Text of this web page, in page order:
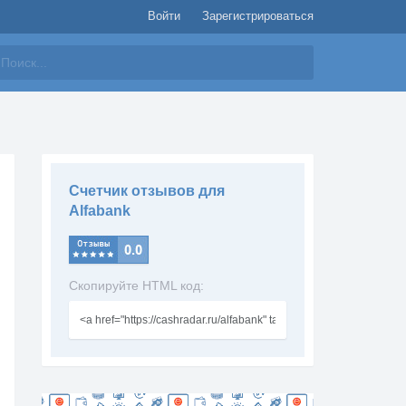
Войти Зарегистрироваться
Счетчик отзывов для
Alfabank
Скопируйте HTML код: